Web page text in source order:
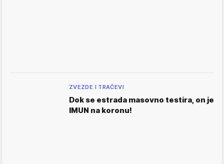
ZVEZDE I TRAČEVI
Dok se estrada masovno testira, on je
IMUN na koronu!